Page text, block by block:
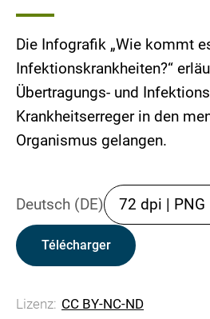
Die Infografik „Wie kommt
Infektionskrankheiten?“
Übertragungs- und
Krankheitserreger in den
Organismus gelangen.
Deutsch (DE) 72 dpi | PNG
Télécharger
Lizenz: CC BY-NC-ND